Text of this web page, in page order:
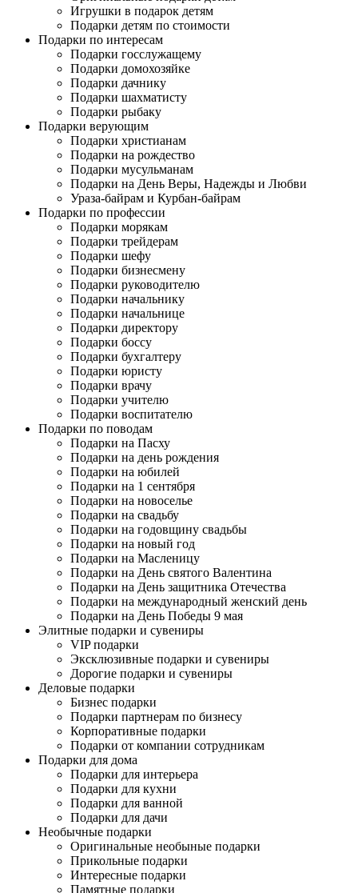
Игрушки в подарок детям
Подарки детям по стоимости
Подарки по интересам
Подарки госслужащему
Подарки домохозяйке
Подарки дачнику
Подарки шахматисту
Подарки рыбаку
Подарки верующим
Подарки христианам
Подарки на рождество
Подарки мусульманам
Подарки на День Веры, Надежды и Любви
Ураза-байрам и Курбан-байрам
Подарки по профессии
Подарки морякам
Подарки трейдерам
Подарки шефу
Подарки бизнесмену
Подарки руководителю
Подарки начальнику
Подарки начальнице
Подарки директору
Подарки боссу
Подарки бухгалтеру
Подарки юристу
Подарки врачу
Подарки учителю
Подарки воспитателю
Подарки по поводам
Подарки на Пасху
Подарки на день рождения
Подарки на юбилей
Подарки на 1 сентября
Подарки на новоселье
Подарки на свадьбу
Подарки на годовщину свадьбы
Подарки на новый год
Подарки на Масленицу
Подарки на День святого Валентина
Подарки на День защитника Отечества
Подарки на международный женский день
Подарки на День Победы 9 мая
Элитные подарки и сувениры
VIP подарки
Эксклюзивные подарки и сувениры
Дорогие подарки и сувениры
Деловые подарки
Бизнес подарки
Подарки партнерам по бизнесу
Корпоративные подарки
Подарки от компании сотрудникам
Подарки для дома
Подарки для интерьера
Подарки для кухни
Подарки для ванной
Подарки для дачи
Необычные подарки
Оригинальные необыные подарки
Прикольные подарки
Интересные подарки
Памятные подарки